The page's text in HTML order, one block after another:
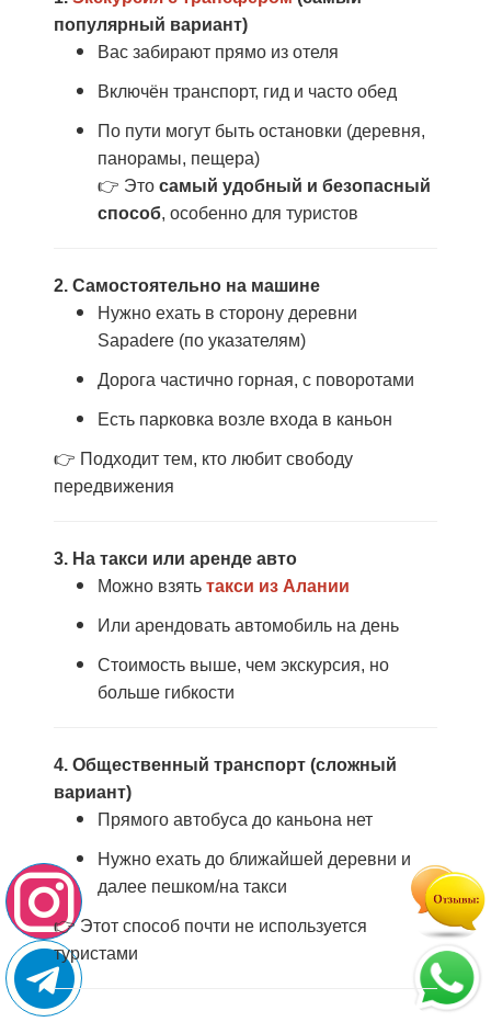
популярный вариант)
Вас забирают прямо из отеля
Включён транспорт, гид и часто обед
По пути могут быть остановки (деревня,
панорамы, пещера)
👉 Это самый удобный и безопасный
способ, особенно для туристов
2. Самостоятельно на машине
Нужно ехать в сторону деревни
Sapadere (по указателям)
Дорога частично горная, с поворотами
Есть парковка возле входа в каньон
👉 Подходит тем, кто любит свободу
передвижения
3. На такси или аренде авто
Можно взять такси из Алании
Или арендовать автомобиль на день
Стоимость выше, чем экскурсия, но
больше гибкости
4. Общественный транспорт (сложный
вариант)
Прямого автобуса до каньона нет
Нужно ехать до ближайшей деревни и
далее пешком/на такси
👉 Этот способ почти не используется
туристами